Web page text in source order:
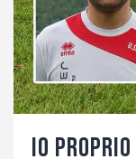
Fotogallery
Io proprio